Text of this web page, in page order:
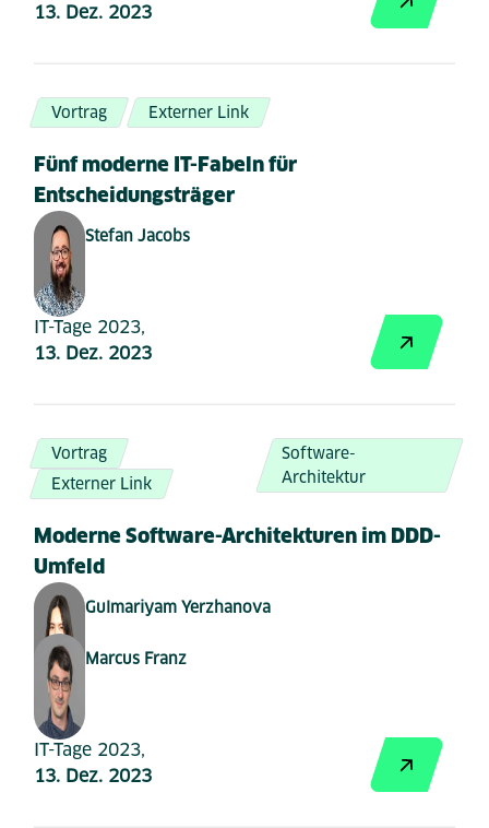
13. Dez. 2023
Vortrag Externer Link
Fünf moderne IT-Fabeln für
Entscheidungsträger
Stefan Jacobs
IT-Tage 2023,
13. Dez. 2023
Vortrag
Externer Link
Software-
Architektur
Moderne Software-Architekturen im DDD-
Umfeld
Gulmariyam Yerzhanova
Marcus Franz
IT-Tage 2023,
13. Dez. 2023